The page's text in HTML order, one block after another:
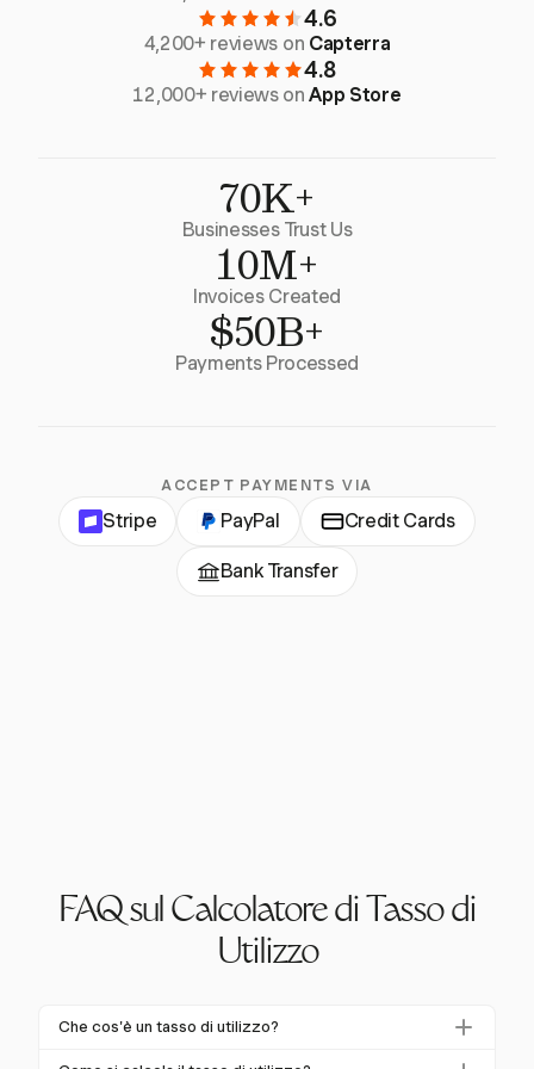
4.6
4,200+ reviews on Capterra
4.8
12,000+ reviews onApp Store
70K+
Businesses Trust Us
10M+
Invoices Created
$50B+
Payments Processed
ACCEPT PAYMENTS VIA
Stripe PayPal Credit Cards
Bank Transfer
FAQ sul Calcolatore di Tasso di
Utilizzo
Che cos'è un tasso di utilizzo?
Il tasso di utilizzo misura la percentuale di tempo